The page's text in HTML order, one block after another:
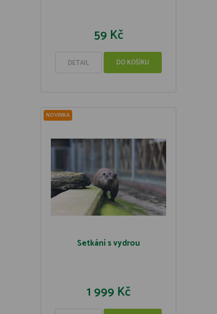
59 Kč
DETAIL DO KOŠÍKU
NOVINKA
Setkání s vydrou
1 999 Kč